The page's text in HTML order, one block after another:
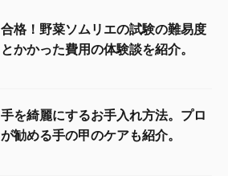
合格！野菜ソムリエの試験の難易度
とかかった費用の体験談を紹介。
手を綺麗にするお手入れ方法。プロ
が勧める手の甲のケアも紹介。